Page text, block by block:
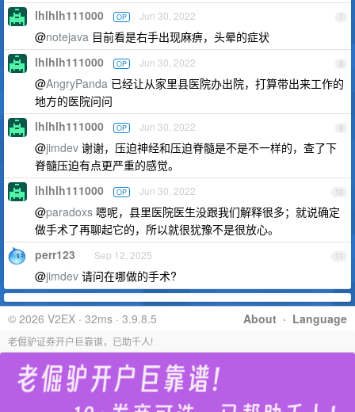
7
lhlhlh111000 OP Jun 30, 2022
@notejava 目前看是右手出现麻痹，头晕的症状
8
lhlhlh111000 OP Jun 30, 2022
@AngryPanda 已经让从家里县医院办出院，打算带出来工作的
地方的医院问问
9
lhlhlh111000 OP Jun 30, 2022
@jimdev 谢谢，压迫神经和压迫脊髓是不是不一样的，查了下
脊髓压迫有点更严重的感觉。
10
lhlhlh111000 OP Jun 30, 2022
@paradoxs 嗯呢，县里医院医生没跟我们解释很多；就说确定
做手术了再聊起它的，所以就很犹豫不是很放心。
11
perr123 Sep 12, 2025
@jimdev 请问在哪做的手术?
About · Language
© 2026 V2EX · 32ms · 3.9.8.5
老倔驴证券开户巨靠谱，已助千人!